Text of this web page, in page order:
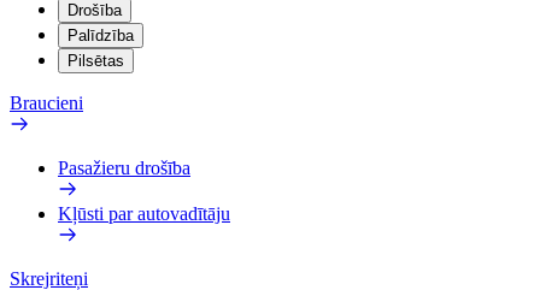
Drošība
Palīdzība
Pilsētas
Braucieni
Pasažieru drošība
Kļūsti par autovadītāju
Skrejriteņi